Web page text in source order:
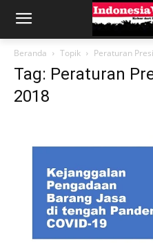
Beranda Topik Peraturan
Tag: Peraturan
2018